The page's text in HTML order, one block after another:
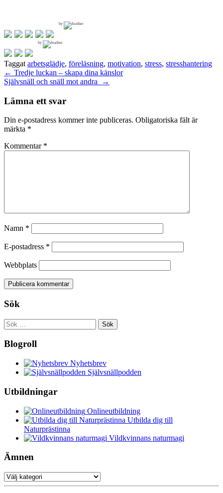
by
by
Taggat arbetsglädje, föreläsning, motivation, stress, stresshantering
Inläggsnavigering
← Tredje luckan – skapa dina känslor
Självsnäll och snäll mot andra
→
Lämna ett svar
Din e-postadress kommer inte publiceras. Obligatoriska fält är
märkta *
Kommentar *
Namn *
E-postadress *
Webbplats
Sök
Sök
efter:
Blogroll
Nyhetsbrev
Självsnällpodden
Utbildningar
Onlineutbildning
Utbilda dig till
Naturprästinna
Vildkvinnans naturmagi
Ämnen
Ämnen